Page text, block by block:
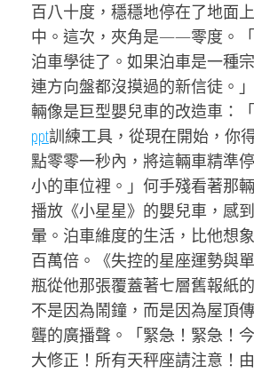
百八十度，穩穩地停在了地面
中。這次，夾角是——零度。
泊車學徒了。如果泊車是一種
連方向盤都沒摸過的新信徒。
輛像是巨型嬰兒車的改造車：
ppt訓練工具，從現在開始，你
點零零一秒內，將這輛車精準
小的車位裡。」何手殘看著那
播放《小星星》的嬰兒車，感
暈。泊車維度的生活，比他想
百萬倍。《失控的星座運勢與
瓶從他那張覆蓋著七層舊報紙
不是因為鬧鐘，而是因為屋頂
聾的廣播聲。「緊急！緊急！
大修正！所有天秤座請注意！